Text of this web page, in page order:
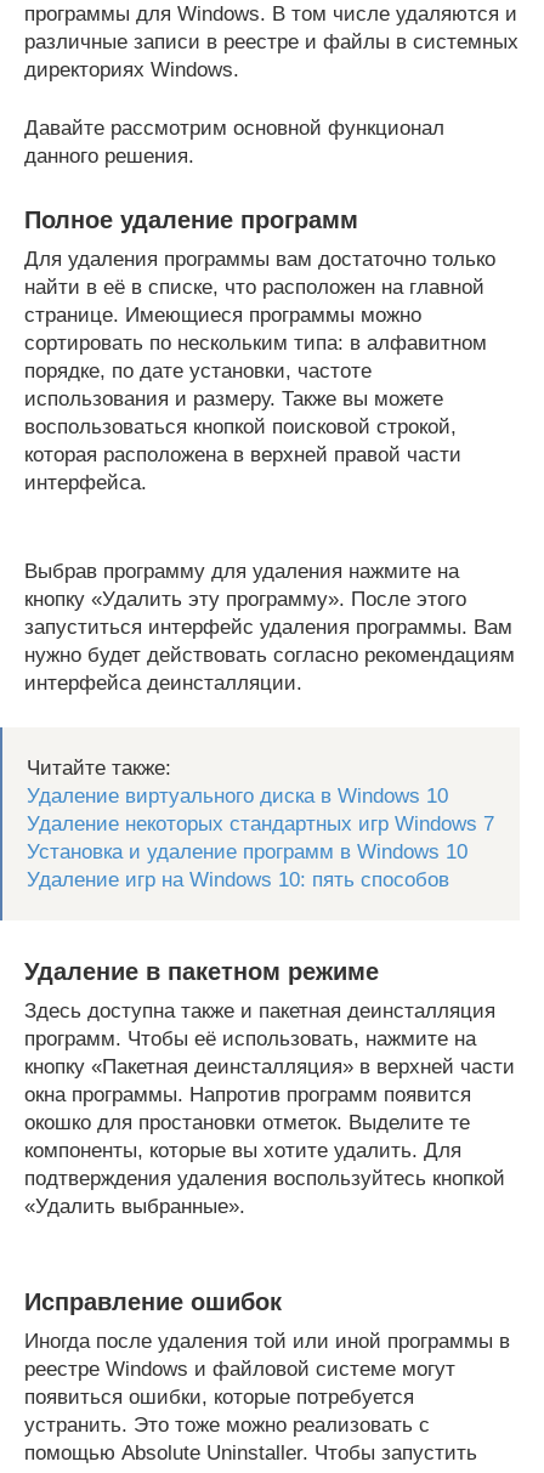
программы для Windows. В том числе удаляются и
различные записи в реестре и файлы в системных
директориях Windows.
Давайте рассмотрим основной функционал
данного решения.
Полное удаление программ
Для удаления программы вам достаточно только
найти в её в списке, что расположен на главной
странице. Имеющиеся программы можно
сортировать по нескольким типа: в алфавитном
порядке, по дате установки, частоте
использования и размеру. Также вы можете
воспользоваться кнопкой поисковой строкой,
которая расположена в верхней правой части
интерфейса.
Выбрав программу для удаления нажмите на
кнопку «Удалить эту программу». После этого
запуститься интерфейс удаления программы. Вам
нужно будет действовать согласно рекомендациям
интерфейса деинсталляции.
Читайте также:
Удаление виртуального диска в Windows 10
Удаление некоторых стандартных игр Windows 7
Установка и удаление программ в Windows 10
Удаление игр на Windows 10: пять способов
Удаление в пакетном режиме
Здесь доступна также и пакетная деинсталляция
программ. Чтобы её использовать, нажмите на
кнопку «Пакетная деинсталляция» в верхней части
окна программы. Напротив программ появится
окошко для простановки отметок. Выделите те
компоненты, которые вы хотите удалить. Для
подтверждения удаления воспользуйтесь кнопкой
«Удалить выбранные».
Исправление ошибок
Иногда после удаления той или иной программы в
реестре Windows и файловой системе могут
появиться ошибки, которые потребуется
устранить. Это тоже можно реализовать с
помощью Absolute Uninstaller. Чтобы запустить